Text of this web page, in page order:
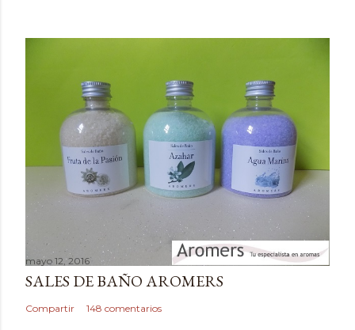
o
mayo 12, 2016
SALES DE BAÑO AROMERS
Compartir 148 comentarios